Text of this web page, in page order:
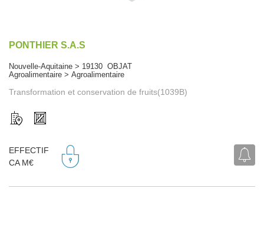
PONTHIER S.A.S
Nouvelle-Aquitaine > 19130 OBJAT
Agroalimentaire > Agroalimentaire
Transformation et conservation de fruits(1039B)
EFFECTIF
CA M€